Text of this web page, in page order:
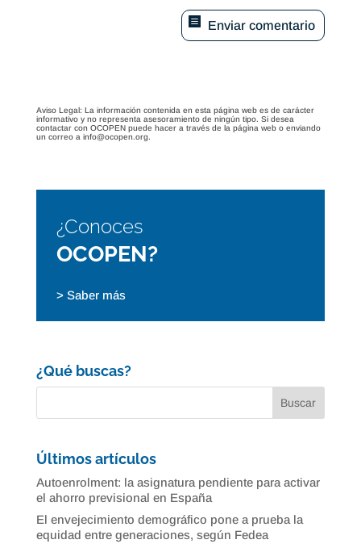
Enviar comentario
Aviso Legal: La información contenida en esta página web es de carácter
informativo y no representa asesoramiento de ningún tipo. Si desea
contactar con OCOPEN puede hacer a través de la página web o enviando
un correo a info@ocopen.org.
¿Conoces
OCOPEN?
> Saber más
¿Qué buscas?
Últimos artículos
Autoenrolment: la asignatura pendiente para activar
el ahorro previsional en España
El envejecimiento demográfico pone a prueba la
equidad entre generaciones, según Fedea